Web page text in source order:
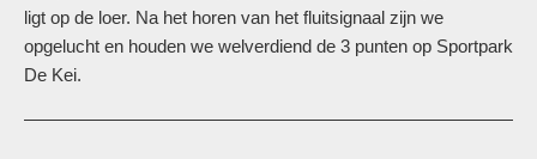
ligt op de loer. Na het horen van het fluitsignaal zijn we
opgelucht en houden we welverdiend de 3 punten op Sportpark
De Kei.